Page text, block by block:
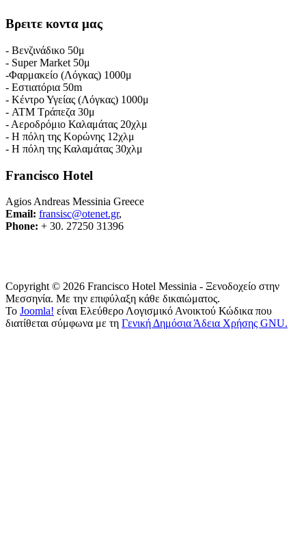
Βρειτε κοντα μας
- Βενζινάδικο 50μ
- Super Market 50μ
-Φαρμακείο (Λόγκας) 1000μ
- Εστιατόρια 50m
- Κέντρο Υγείας (Λόγκας) 1000μ
- ATM Τράπεζα 30μ
- Αεροδρόμιο Καλαμάτας 20χλμ
- Η πόλη της Κορώνης 12χλμ
- Η πόλη της Καλαμάτας 30χλμ
Francisco Hotel
Agios Andreas Messinia Greece
Email: fransisc@otenet.gr,
Phone: + 30. 27250 31396
Copyright © 2026 Francisco Hotel Messinia - Ξενοδοχείο στην
Μεσσηνία. Με την επιφύλαξη κάθε δικαιώματος.
Το Joomla! είναι Ελεύθερο Λογισμικό Ανοικτού Κώδικα που
διατίθεται σύμφωνα με τη Γενική Δημόσια Άδεια Χρήσης GNU.